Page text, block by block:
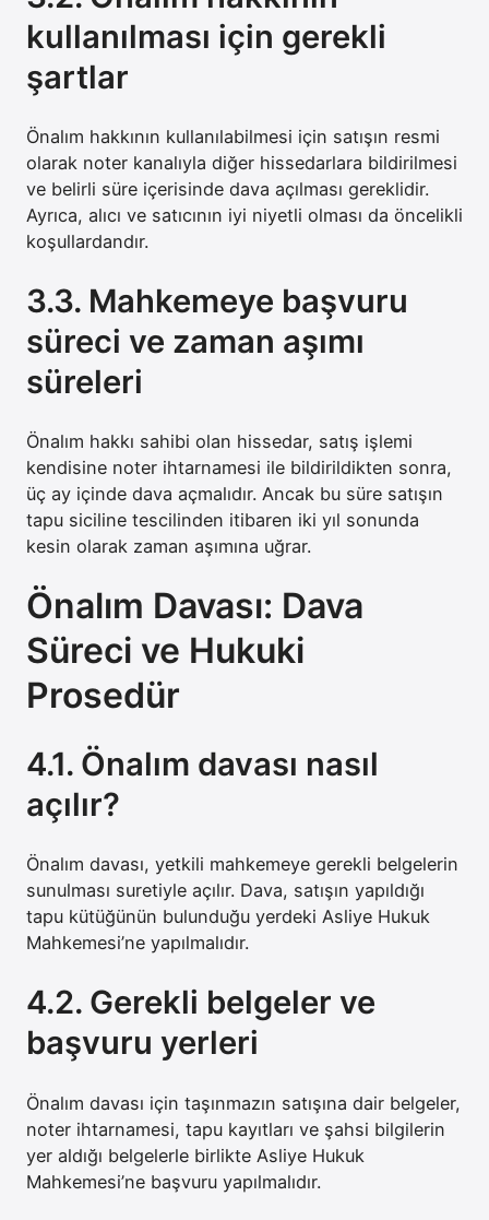
kullanılması için gerekli
şartlar
Önalım hakkının kullanılabilmesi için satışın resmi
olarak noter kanalıyla diğer hissedarlara bildirilmesi
ve belirli süre içerisinde dava açılması gereklidir.
Ayrıca, alıcı ve satıcının iyi niyetli olması da öncelikli
koşullardandır.
3.3. Mahkemeye başvuru
süreci ve zaman aşımı
süreleri
Önalım hakkı sahibi olan hissedar, satış işlemi
kendisine noter ihtarnamesi ile bildirildikten sonra,
üç ay içinde dava açmalıdır. Ancak bu süre satışın
tapu siciline tescilinden itibaren iki yıl sonunda
kesin olarak zaman aşımına uğrar.
Önalım Davası: Dava
Süreci ve Hukuki
Prosedür
4.1. Önalım davası nasıl
açılır?
Önalım davası, yetkili mahkemeye gerekli belgelerin
sunulması suretiyle açılır. Dava, satışın yapıldığı
tapu kütüğünün bulunduğu yerdeki Asliye Hukuk
Mahkemesi’ne yapılmalıdır.
4.2. Gerekli belgeler ve
başvuru yerleri
Önalım davası için taşınmazın satışına dair belgeler,
noter ihtarnamesi, tapu kayıtları ve şahsi bilgilerin
yer aldığı belgelerle birlikte Asliye Hukuk
Mahkemesi’ne başvuru yapılmalıdır.